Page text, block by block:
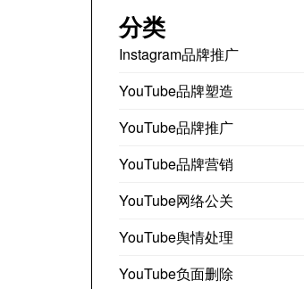
分类
Instagram品牌推广
YouTube品牌塑造
YouTube品牌推广
YouTube品牌营销
YouTube网络公关
YouTube舆情处理
YouTube负面删除